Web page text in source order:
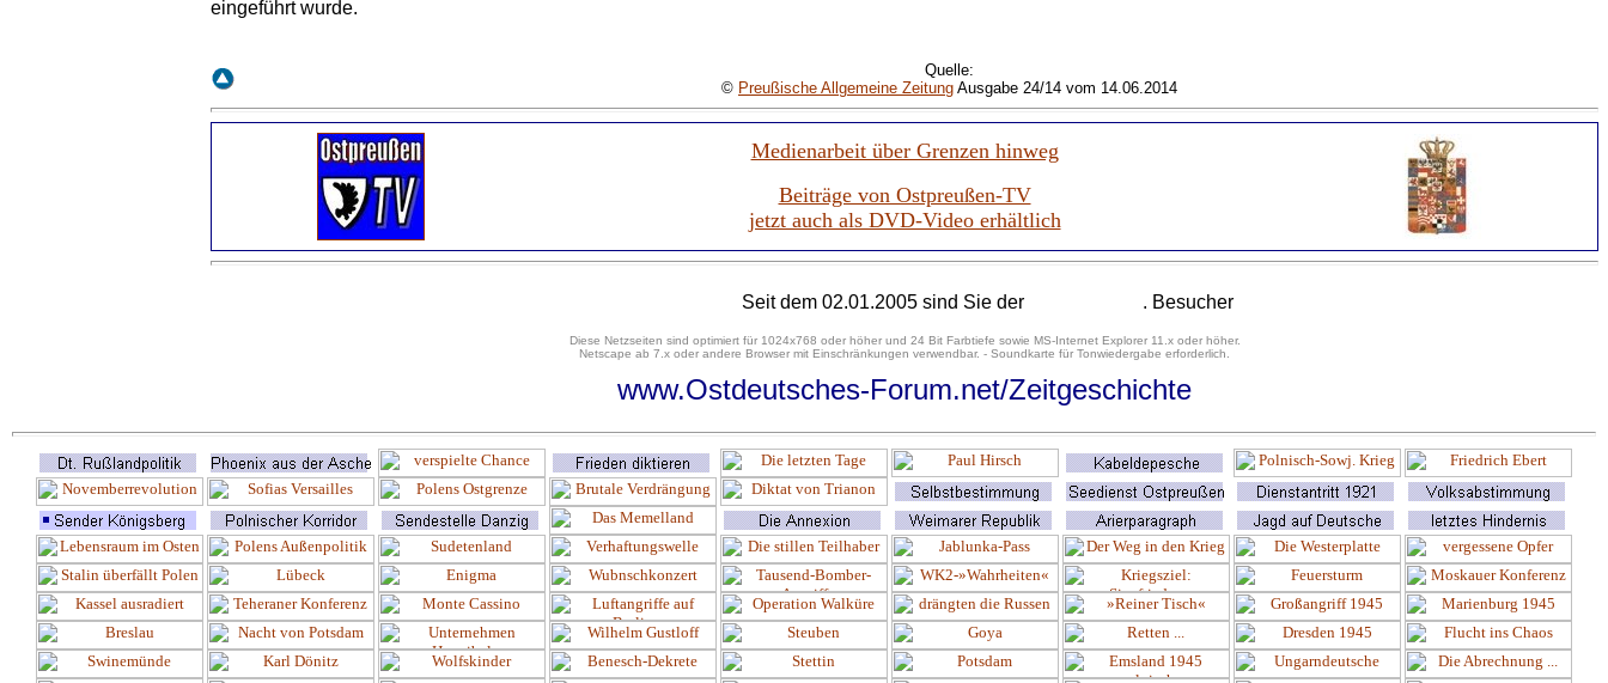
eingeführt wurde.
Quelle:
© Preußische Allgemeine Zeitung Ausgabe 24/14 vom 14.06.2014
Medienarbeit über Grenzen hinweg
Beiträge von Ostpreußen-TV
jetzt auch als DVD-Video erhältlich
Seit dem 02.01.2005 sind Sie der . Besucher
Diese Netzseiten sind optimiert für 1024x768 oder höher und 24 Bit Farbtiefe sowie MS-Internet Explorer 11.x oder höher.
Netscape ab 7.x oder andere Browser mit Einschränkungen verwendbar. - Soundkarte für Tonwiedergabe erforderlich.
www.Ostdeutsches-Forum.net/Zeitgeschichte